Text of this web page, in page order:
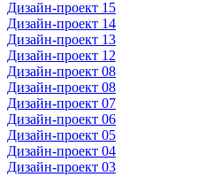
Дизайн-проект 15
Дизайн-проект 14
Дизайн-проект 13
Дизайн-проект 12
Дизайн-проект 08
Дизайн-проект 08
Дизайн-проект 07
Дизайн-проект 06
Дизайн-проект 05
Дизайн-проект 04
Дизайн-проект 03